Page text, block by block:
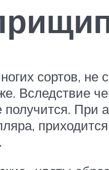
сортов, не
Вследствие
При